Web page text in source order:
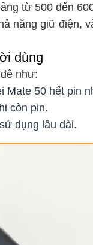
từ 500 đến
năng giữ điện,
dùng
như:
Mate 50 hết pin
còn pin.
dụng lâu dài.